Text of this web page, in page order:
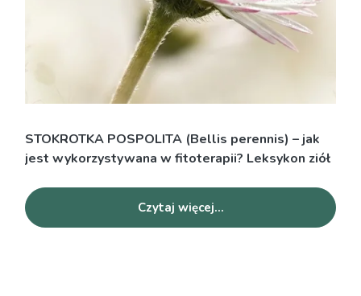
STOKROTKA POSPOLITA (Bellis perennis) – jak
jest wykorzystywana w fitoterapii? Leksykon ziół
Czytaj więcej...